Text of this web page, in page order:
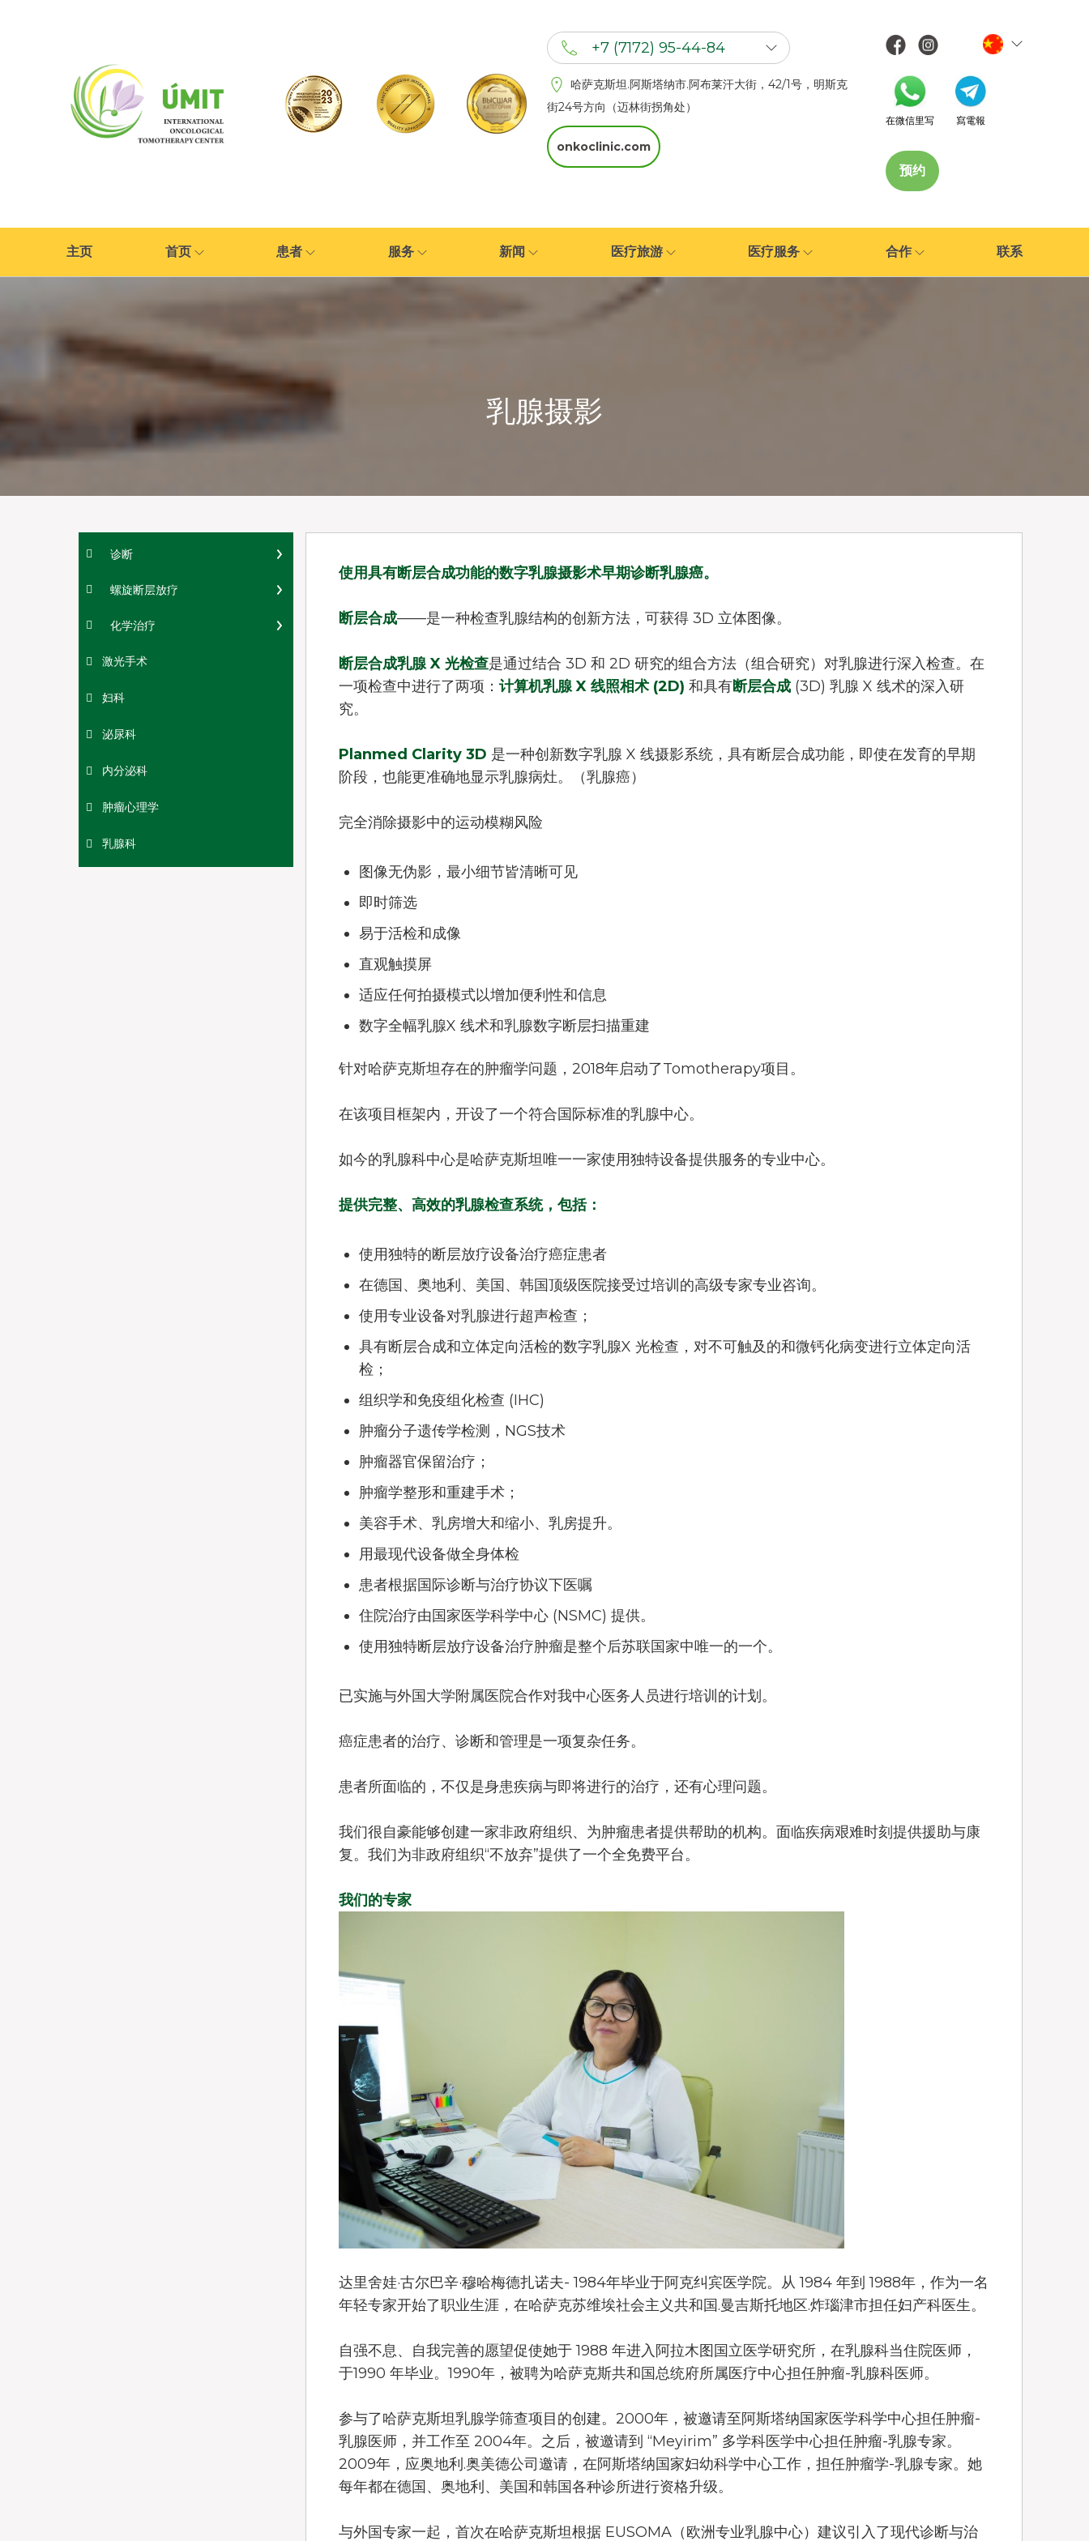
+7 (7172) 95-44-84
+7 (702) 201 94 44
+7 (777) 201 44 44
哈萨克斯坦.阿斯塔纳市.阿布莱汗大街，42/1号，明斯克
街24号方向（迈林街拐角处）
onkoclinic.com
在微信里写 寫電報
预约
主页 首页 患者 服务 新闻 医疗旅游 医疗服务 合作 联系
乳腺摄影
诊断
螺旋断层放疗
化学治疗
激光手术
妇科
泌尿科
内分泌科
肿瘤心理学
乳腺科
使用具有断层合成功能的数字乳腺摄影术早期诊断乳腺癌。
断层合成——是一种检查乳腺结构的创新方法，可获得 3D 立体图像。
断层合成乳腺 X 光检查是通过结合 3D 和 2D 研究的组合方法（组合研究）对乳腺进行深入检查。在
一项检查中进行了两项： 计算机乳腺 X 线照相术 (2D) 和具有断层合成 (3D) 乳腺 X 线术的深入研
究。
Planmed Clarity 3D 是一种创新数字乳腺 X 线摄影系统，具有断层合成功能，即使在发育的早期
阶段，也能更准确地显示乳腺病灶。（乳腺癌）
完全消除摄影中的运动模糊风险
图像无伪影，最小细节皆清晰可见
即时筛选
易于活检和成像
直观触摸屏
适应任何拍摄模式以增加便利性和信息
数字全幅乳腺X 线术和乳腺数字断层扫描重建
针对哈萨克斯坦存在的肿瘤学问题，2018年启动了Tomotherapy项目。
在该项目框架内，开设了一个符合国际标准的乳腺中心。
如今的乳腺科中心是哈萨克斯坦唯一一家使用独特设备提供服务的专业中心。
提供完整、高效的乳腺检查系统，包括：
使用独特的断层放疗设备治疗癌症患者
在德国、奥地利、美国、韩国顶级医院接受过培训的高级专家专业咨询。
使用专业设备对乳腺进行超声检查；
具有断层合成和立体定向活检的数字乳腺X 光检查，对不可触及的和微钙化病变进行立体定向活
检；
组织学和免疫组化检查 (IHC)
肿瘤分子遗传学检测，NGS技术
肿瘤器官保留治疗；
肿瘤学整形和重建手术；
美容手术、乳房增大和缩小、乳房提升。
用最现代设备做全身体检
患者根据国际诊断与治疗协议下医嘱
住院治疗由国家医学科学中心 (NSMC) 提供。
使用独特断层放疗设备治疗肿瘤是整个后苏联国家中唯一的一个。
已实施与外国大学附属医院合作对我中心医务人员进行培训的计划。
癌症患者的治疗、诊断和管理是一项复杂任务。
患者所面临的，不仅是身患疾病与即将进行的治疗，还有心理问题。
我们很自豪能够创建一家非政府组织、为肿瘤患者提供帮助的机构。面临疾病艰难时刻提供援助与康
复。我们为非政府组织“不放弃”提供了一个全免费平台。
我们的专家
达里舍娃·古尔巴辛·穆哈梅德扎诺夫- 1984年毕业于阿克纠宾医学院。从 1984 年到 1988年，作为一名
年轻专家开始了职业生涯，在哈萨克苏维埃社会主义共和国.曼吉斯托地区.炸瑙津市担任妇产科医生。
自强不息、自我完善的愿望促使她于 1988 年进入阿拉木图国立医学研究所，在乳腺科当住院医师，
于1990 年毕业。1990年，被聘为哈萨克斯共和国总统府所属医疗中心担任肿瘤-乳腺科医师。
参与了哈萨克斯坦乳腺学筛查项目的创建。2000年，被邀请至阿斯塔纳国家医学科学中心担任肿瘤-
乳腺医师，并工作至 2004年。之后，被邀请到 “Meyirim” 多学科医学中心担任肿瘤-乳腺专家。
2009年，应奥地利.奥美德公司邀请，在阿斯塔纳国家妇幼科学中心工作，担任肿瘤学-乳腺专家。她
每年都在德国、奥地利、美国和韩国各种诊所进行资格升级。
与外国专家一起，首次在哈萨克斯坦根据 EUSOMA（欧洲专业乳腺中心）建议引入了现代诊断与治